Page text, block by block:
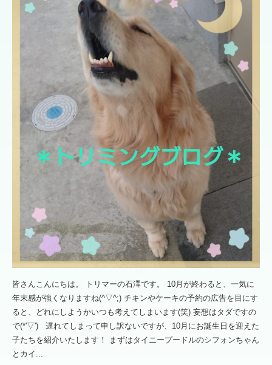
皆さんこんにちは。 トリマーの石澤です。 10月が終わると、一気に
年末感が強くなりますね(^▽^;) チキンやケーキの予約の広告を目にす
ると、どれにしようかいつも考えてしまいます(笑) 妄想はタダですの
で(*'▽') 遅れてしまって申し訳ないですが、10月にお誕生日を迎えた
子たちを紹介いたします！ まずはタイニープードルのシフォンちゃん
とカイ...